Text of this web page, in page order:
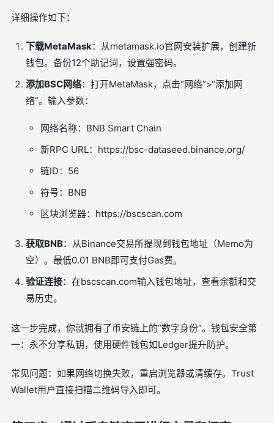
详细操作如下：
下载MetaMask：从metamask.io官网安装扩展，创建新
钱包。备份12个助记词，设置强密码。
添加BSC网络：打开MetaMask，点击“网络”>“添加网
络”。输入参数：
网络名称：BNB Smart Chain
新RPC URL：https://bsc-dataseed.binance.org/
链ID：56
符号：BNB
区块浏览器：https://bscscan.com
获取BNB：从Binance交易所提现到钱包地址（Memo为
空）。最低0.01 BNB即可支付Gas费。
验证连接：在bscscan.com输入钱包地址，查看余额和交
易历史。
这一步完成，你就拥有了币安链上的“数字身份”。钱包安全第
一：永不分享私钥，使用硬件钱包如Ledger提升防护。
常见问题：如果网络切换失败，重启浏览器或清缓存。Trust
Wallet用户直接扫描二维码导入即可。